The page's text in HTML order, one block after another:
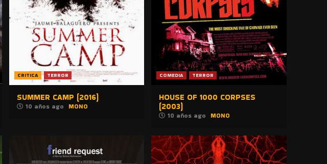
CRITICA TERROR
SUMMER CAMP (2016)
10 años ago MONO
COMEDIA TERROR
HOUSE OF 1000 CORPSES
(2003)
10 años ago MONO